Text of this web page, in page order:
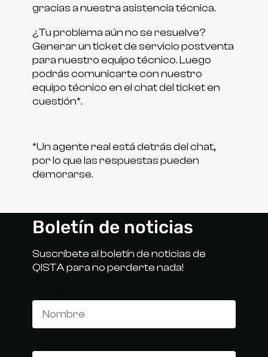
gracias a nuestra asistencia técnica.
¿Tu problema aún no se resuelve?
Generar un ticket de servicio postventa
para nuestro equipo técnico. Luego
podrás comunicarte con nuestro
equipo técnico en el chat del ticket en
cuestión*.
*Un agente real está detrás del chat,
por lo que las respuestas pueden
demorarse.
Boletín de noticias
Suscríbete al boletín de noticias de
QISTA para no perderte nada!